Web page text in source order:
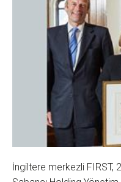
İngiltere merkezli FIRST,